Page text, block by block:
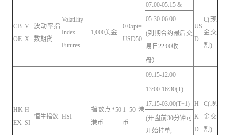
CB
OE
V
X
波动率指
数期货
Volatility
Index
Futures
1,000美金
0.05pt=
USD50
07:00-05:15 &
US
D
C(现
金交
割)
05:30-06:00
(到期合约最后交
易日22:00收
盘）
HK
EX
H
SI
恒生指数 HSI
指数点*50
港币
1=50港
币
09:15-12:00
H
K
D
C(现
金交
割)
13:00-16:30(T)
17:15-03:00(T+1)
(开盘前30分钟可
开始挂单,